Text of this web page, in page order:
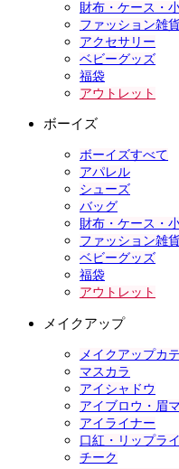
財布・ケース・
ファッション雑
アクセサリー
ベビーグッズ
福袋
アウトレット
ボーイズ
ボーイズすべて
アパレル
シューズ
バッグ
財布・ケース・
ファッション雑
ベビーグッズ
福袋
アウトレット
メイクアップ
メイクアップカ
マスカラ
アイシャドウ
アイブロウ・眉
アイライナー
口紅・リップラ
チーク